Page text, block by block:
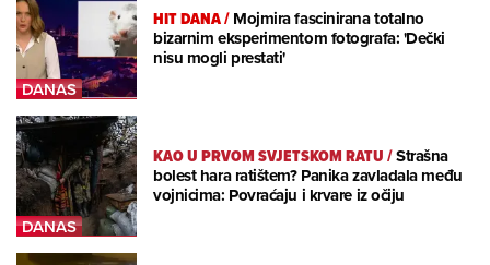
HIT DANA/Mojmira fascinirana totalno
bizarnim eksperimentom fotografa: 'Dečki
nisu mogli prestati'
KAO U PRVOM SVJETSKOM RATU/Strašna
bolest hara ratištem? Panika zavladala među
vojnicima: Povraćaju i krvare iz očiju